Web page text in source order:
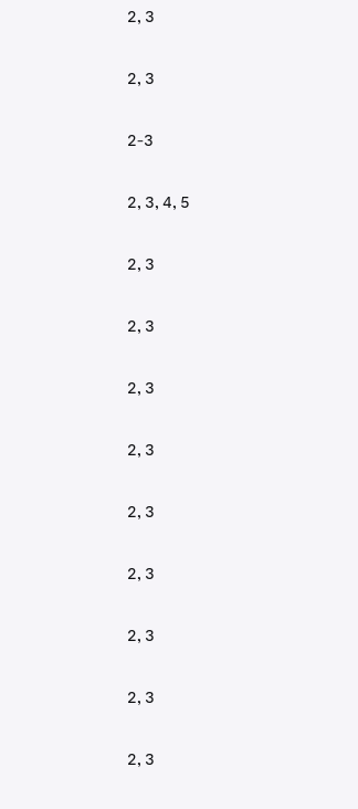
2, 3
2, 3
2-3
2, 3, 4, 5
2, 3
2, 3
2, 3
2, 3
2, 3
2, 3
2, 3
2, 3
2, 3